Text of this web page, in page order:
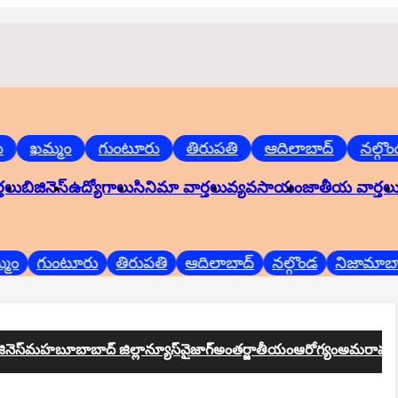
ఖమ్మం గుంటూరు తిరుపతి ఆదిలాబాద్ నల్గొండ
బిజినెస్ఉద్యోగాలుసినిమా వార్తలువ్యవసాయంజాతీయ
గుంటూరు తిరుపతి ఆదిలాబాద్ నల్గొండ నిజామాబాద్
మహబూబాబాద్ జిల్లాన్యూస్వైజాగ్అంతర్జాతీయంఆరోగ్యంఅమరావతి